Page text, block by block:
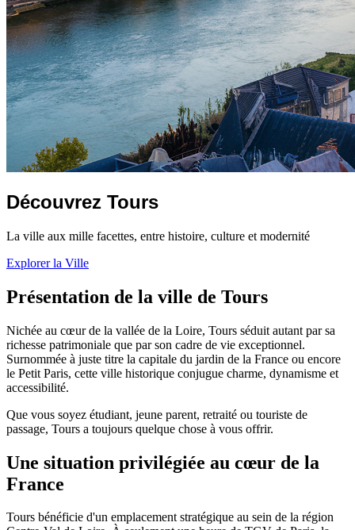
Découvrez Tours
La ville aux mille facettes, entre histoire, culture et modernité
Explorer la Ville
Présentation de la ville de Tours
Nichée au cœur de la vallée de la Loire, Tours séduit autant par sa
richesse patrimoniale que par son cadre de vie exceptionnel.
Surnommée à juste titre la capitale du jardin de la France ou encore
le Petit Paris, cette ville historique conjugue charme, dynamisme et
accessibilité.
Que vous soyez étudiant, jeune parent, retraité ou touriste de
passage, Tours a toujours quelque chose à vous offrir.
Une situation privilégiée au cœur de la
France
Tours bénéficie d'un emplacement stratégique au sein de la région